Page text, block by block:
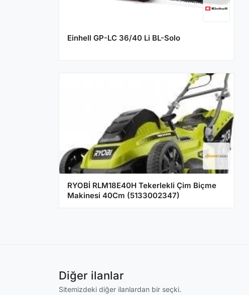
Einhell GP-LC 36/40 Li BL-Solo
RYOBİ RLM18E40H Tekerlekli Çim Biçme
Makinesi 40Cm (5133002347)
Diğer ilanlar
Sitemizdeki diğer ilanlardan bir seçki.